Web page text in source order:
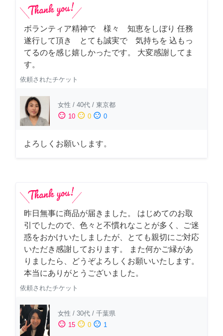
ボランティア精神で 様々 知恵をしぼり 任務
遂行して頂き とても誠実で 気持ちを 込もっ
てるのを感じ嬉しかったです。 大変感謝してま
す。
依頼されたチケット
女性 / 40代 / 東京都
sentiment_satisfied 10 sentiment_neutral 0 sentiment_dissatisfied 0
よろしくお願いします。
昨日無事に商品が届きました。 はじめてのお取
引でしたので、色々と不慣れなことが多く、ご迷
惑をおかけいたしましたが、とても親切にご対応
いただき感謝しております。 また何かご縁があ
りましたら、どうぞよろしくお願いいたします。
本当にありがとうございました。
依頼されたチケット
女性 / 30代 / 千葉県
sentiment_satisfied 15 sentiment_neutral 0 sentiment_dissatisfied 1